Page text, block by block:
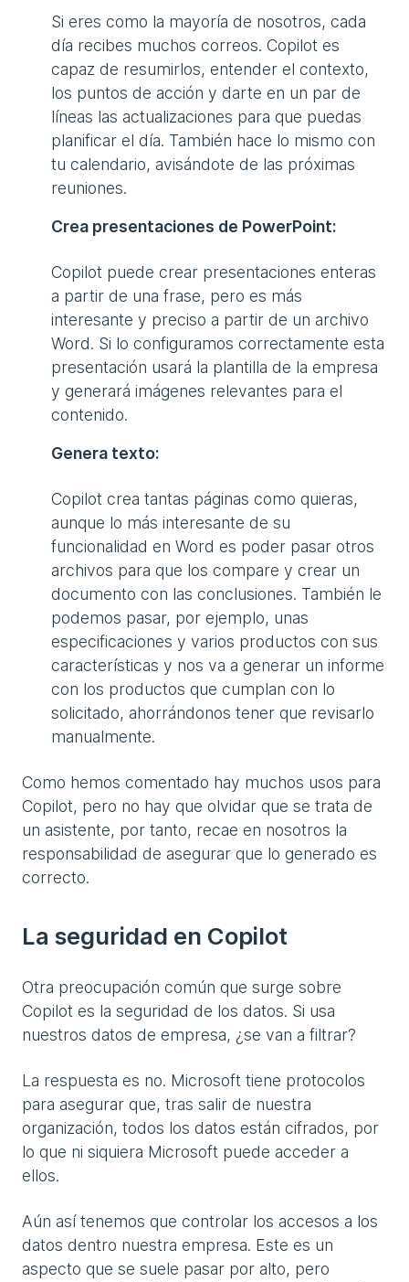
Si eres como la mayoría de nosotros, cada
día recibes muchos correos. Copilot es
capaz de resumirlos, entender el contexto,
los puntos de acción y darte en un par de
líneas las actualizaciones para que puedas
planificar el día. También hace lo mismo con
tu calendario, avisándote de las próximas
reuniones.
Crea presentaciones de PowerPoint:
Copilot puede crear presentaciones enteras
a partir de una frase, pero es más
interesante y preciso a partir de un archivo
Word. Si lo configuramos correctamente esta
presentación usará la plantilla de la empresa
y generará imágenes relevantes para el
contenido.
Genera texto:
Copilot crea tantas páginas como quieras,
aunque lo más interesante de su
funcionalidad en Word es poder pasar otros
archivos para que los compare y crear un
documento con las conclusiones. También le
podemos pasar, por ejemplo, unas
especificaciones y varios productos con sus
características y nos va a generar un informe
con los productos que cumplan con lo
solicitado, ahorrándonos tener que revisarlo
manualmente.
Como hemos comentado hay muchos usos para
Copilot, pero no hay que olvidar que se trata de
un asistente, por tanto, recae en nosotros la
responsabilidad de asegurar que lo generado es
correcto.
La seguridad en Copilot
Otra preocupación común que surge sobre
Copilot es la seguridad de los datos. Si usa
nuestros datos de empresa, ¿se van a filtrar?
La respuesta es no. Microsoft tiene protocolos
para asegurar que, tras salir de nuestra
organización, todos los datos están cifrados, por
lo que ni siquiera Microsoft puede acceder a
ellos.
Aún así tenemos que controlar los accesos a los
datos dentro nuestra empresa. Este es un
aspecto que se suele pasar por alto, pero